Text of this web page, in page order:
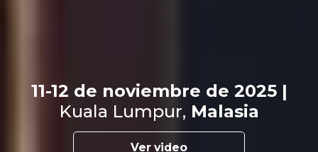
11-12 de noviembre de 2025 |
Kuala Lumpur, Malasia
Ver video